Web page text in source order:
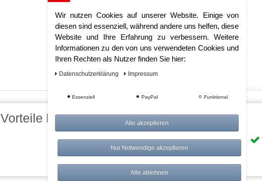
bei AWWM:
Risikolos: 14 Tage Rückgabe
Über 20.000 Artikel
Wir nutzen Cookies auf unserer Website. Einige von
diesen sind essenziell, während andere uns helfen, diese
Website und Ihre Erfahrung zu verbessern. Weitere
Informationen zu den von uns verwendeten Cookies und
Ihren Rechten als Nutzer finden Sie hier:
Daten­schutz­erklärung Impressum
Essenziell PayPal Funktional
Alle akzeptieren
Nur Notwendige akzeptieren
Alle ablehnen